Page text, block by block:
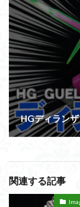
HGディラン
関連する記事